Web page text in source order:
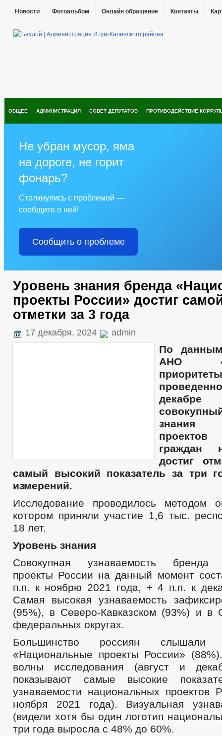
Новости Фотоальбом Онлайн обращение Контакты
ОБЩЕЕ АДМИНИСТРАЦИЯ СОВЕТ ДЕПУТАТОВ ПРОТИВОДЕЙСТВИЕ
Не убран мусор, яма
на дороге, не горит
фонарь?
Столкнулись с проблемой —
сообщите о ней!
Сообщить о проблеме
Уровень знания бренда
проекты России» достиг
отметки за 3 года
17 декабря, 2024 admin
По данным
АНО
знания
проектов
граждан
достиг
самый высокий показатель за три
измерений.
Исследование проводилось методом
котором приняли участие 1,6 тыс.
18 лет.
Уровень знания
Совокупная узнаваемость бренда
проекты России на данный момент
п.п. к ноябрю 2021 года, + 4 п.п. к
Самая высокая узнаваемость
(95%), в Северо-Кавказском (93%) и в
федеральных округах.
Большинство россиян слышали
«Национальные проекты России»
волны исследования (август и
показывают самые высокие
узнаваемости национальных проектов
ноября 2021 года). Визуальная
(видели хотя бы один логотип
три года выросла с 48% до 60%.